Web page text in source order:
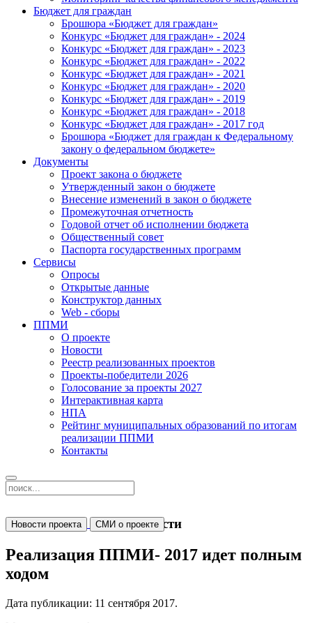
Бюджет для граждан
Брошюра «Бюджет для граждан»
Конкурс «Бюджет для граждан» - 2024
Конкурс «Бюджет для граждан» - 2023
Конкурс «Бюджет для граждан» - 2022
Конкурс «Бюджет для граждан» - 2021
Конкурс «Бюджет для граждан» - 2020
Конкурс «Бюджет для граждан» - 2019
Конкурс «Бюджет для граждан» - 2018
Конкурс «Бюджет для граждан» - 2017 год
Брошюра «Бюджет для граждан к Федеральному
закону о федеральном бюджете»
Документы
Проект закона о бюджете
Утвержденный закон о бюджете
Внесение изменений в закон о бюджете
Промежуточная отчетность
Годовой отчет об исполнении бюджета
Общественный совет
Паспорта государственных программ
Сервисы
Опросы
Открытые данные
Конструктор данных
Web - сборы
ППМИ
О проекте
Новости
Реестр реализованных проектов
Проекты-победители 2026
Голосование за проекты 2027
Интерактивная карта
НПА
Рейтинг муниципальных образований по итогам
реализации ППМИ
Контакты
Новости
Новости проекта СМИ о проекте
Реализация ППМИ- 2017 идет полным
ходом
Дата публикации: 11 сентября 2017.